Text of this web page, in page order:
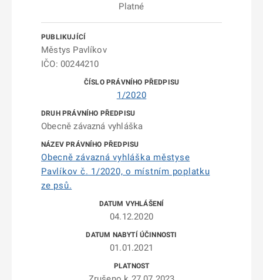
Platné
Městys Pavlíkov
IČO: 00244210
1/2020
Obecně závazná vyhláška
Obecně závazná vyhláška městyse
Pavlíkov č. 1/2020, o místním poplatku
ze psů.
04.12.2020
01.01.2021